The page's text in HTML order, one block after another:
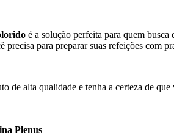
é a solução perfeita para quem
para preparar suas refeições com
de alta qualidade e tenha a certeza de
Plenus